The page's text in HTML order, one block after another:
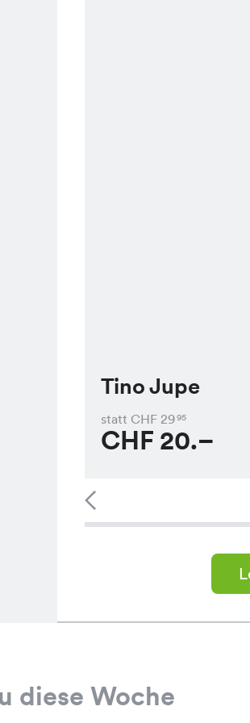
Tino Jupe
statt CHF 2995
CHF 20.–
diese Woche